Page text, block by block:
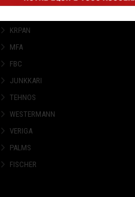
KRPAN
MFA
FBC
JUNKKARI
TEHNOS
WESTERMANN
VERIGA
PALMS
FISCHER